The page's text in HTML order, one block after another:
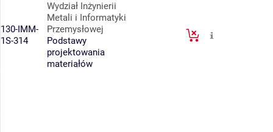
130-IMM-
1S-314
Wydział Inżynierii
Metali i Informatyki
Przemysłowej
Podstawy
projektowania
materiałów